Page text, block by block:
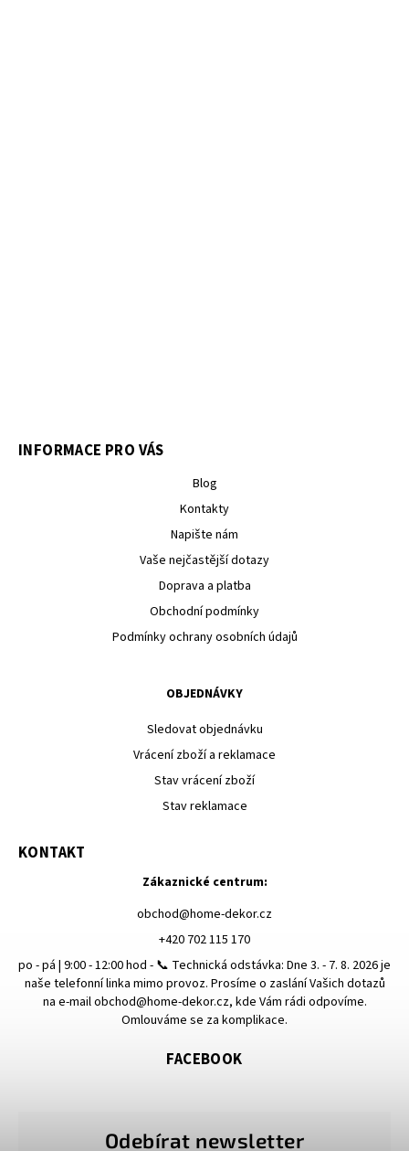
INFORMACE PRO VÁS
Blog
Kontakty
Napište nám
Vaše nejčastější dotazy
Doprava a platba
Obchodní podmínky
Podmínky ochrany osobních údajů
OBJEDNÁVKY
Sledovat objednávku
Vrácení zboží a reklamace
Stav vrácení zboží
Stav reklamace
Odebírat newsletter
KONTAKT
Zákaznické centrum:
obchod@home-dekor.cz
+420 702 115 170
po - pá | 9:00 - 12:00 hod - 📞 Technická odstávka: Dne 3. - 7. 8. 2026 je
naše telefonní linka mimo provoz. Prosíme o zaslání Vašich dotazů
na e-mail obchod@home-dekor.cz, kde Vám rádi odpovíme.
Omlouváme se za komplikace.
FACEBOOK